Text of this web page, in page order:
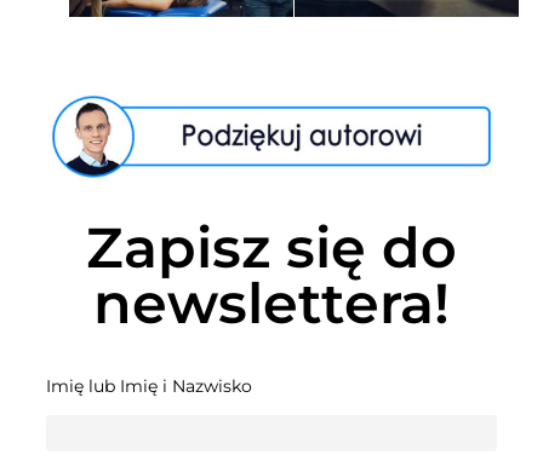
Zapisz się do
newslettera!
Imię lub Imię i Nazwisko